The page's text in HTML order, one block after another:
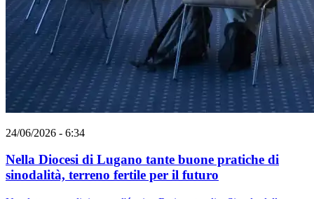
24/06/2026 - 6:34
Nella Diocesi di Lugano tante buone pratiche di
sinodalità, terreno fertile per il futuro